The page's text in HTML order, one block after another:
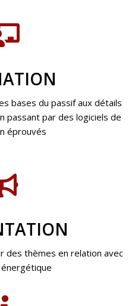
bases du passif aux détails
passant par des logiciels de
éprouvés
des thèmes en relation avec
énergétique